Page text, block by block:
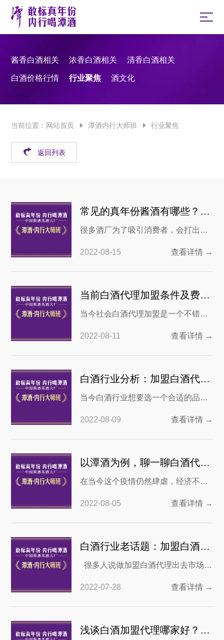
酱香白酒相关 浓香白酒相关 清香白酒相关
白酒价格行情 行业聚焦 酒文化
当前位置： 网站首页 潭酒内行大师班 行业聚焦
返回列表
常见的真年份酱酒有哪些？真年份酱酒都有哪些？
很多酒厂为了吸引消费者，会打出年
却无法保证，有些厂家会因为仅仅在
产品中加入了一点老酒，就以老酒的
年陈酿，不一定真的有那么悠久的历
史，在酱酒中更是如此。那市场上的
2022-08-15 查看详情 →
当前白酒代理加盟条件及费用的现状
当今社会白酒代理加盟是一个不错的
高，人们对于白酒的质量和数量需求
连年攀升。尤其是在一些婚嫁、满月
不可少。那么白酒代理加盟需要什么
条件呢？它大约又需要多少费用呢？
2022-08-11 查看详情 →
白酒行业分析：加盟白酒代理需要多少钱呢？
当今白酒行业想要选一个合适的品牌
以说是比较优质的选择了。近年来随
着国家对于真年份酒概念的普及，越
上，其中潭酒可谓是佼佼者。下面我
们就来看一下加盟白酒代理需要多少
2022-08-09 查看详情 →
以潭酒为例，聊一聊白酒代理加盟商赚钱吗？
在当今这个疫情仍然肆虐，经济不景
功呢？在这里我们推荐白酒加盟。为
什么会推出这个行业？或者说做白酒
近年来颇受消费者喜爱和推崇的潭酒
为例，来简要分析一下白酒代理加盟
2022-08-05 查看详情 →
白酒行业老话题：加盟白酒代理赚钱吗？白酒加盟代理一年挣多少
很多人说做加盟白酒代理出去市场支
净利润，这是真的吗？对于想做白酒
代理的人，这样的数字实在是令人眼
还是有人会犹豫。咱们说，做加盟投
2022-07-28 查看详情 →
浅谈白酒加盟代理哪家好？思路分享